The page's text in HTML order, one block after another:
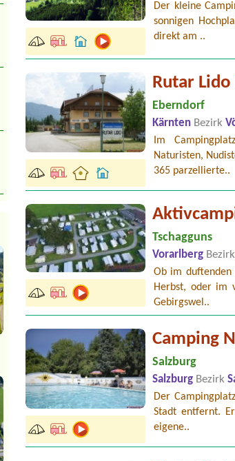
Der kleine
sonnigen
direkt am ..
Rutar Lido
Eberndorf
Kärnten Bezirk
Im
Naturisten,
365 parzellierte..
Tschagguns
Vorarlberg Bezirk
Ob im duftenden
Herbst, oder im
Gebirgswel..
Camping
Salzburg
Salzburg Bezirk
Der
Stadt entfernt.
eigene..